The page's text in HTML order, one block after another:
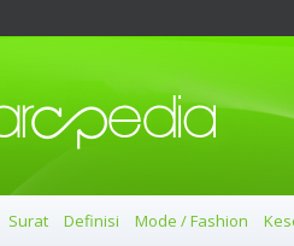
Surat Definisi Mode / Fashion